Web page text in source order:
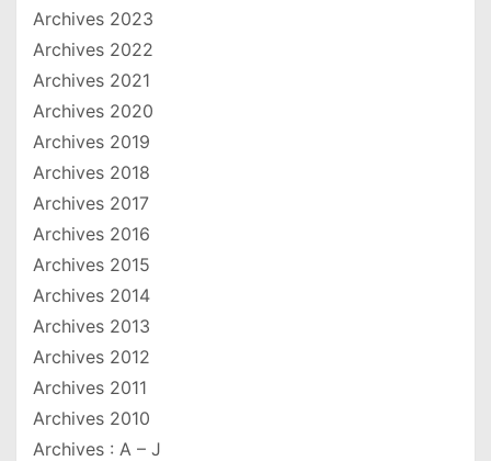
Archives 2023
Archives 2022
Archives 2021
Archives 2020
Archives 2019
Archives 2018
Archives 2017
Archives 2016
Archives 2015
Archives 2014
Archives 2013
Archives 2012
Archives 2011
Archives 2010
Archives : A – J